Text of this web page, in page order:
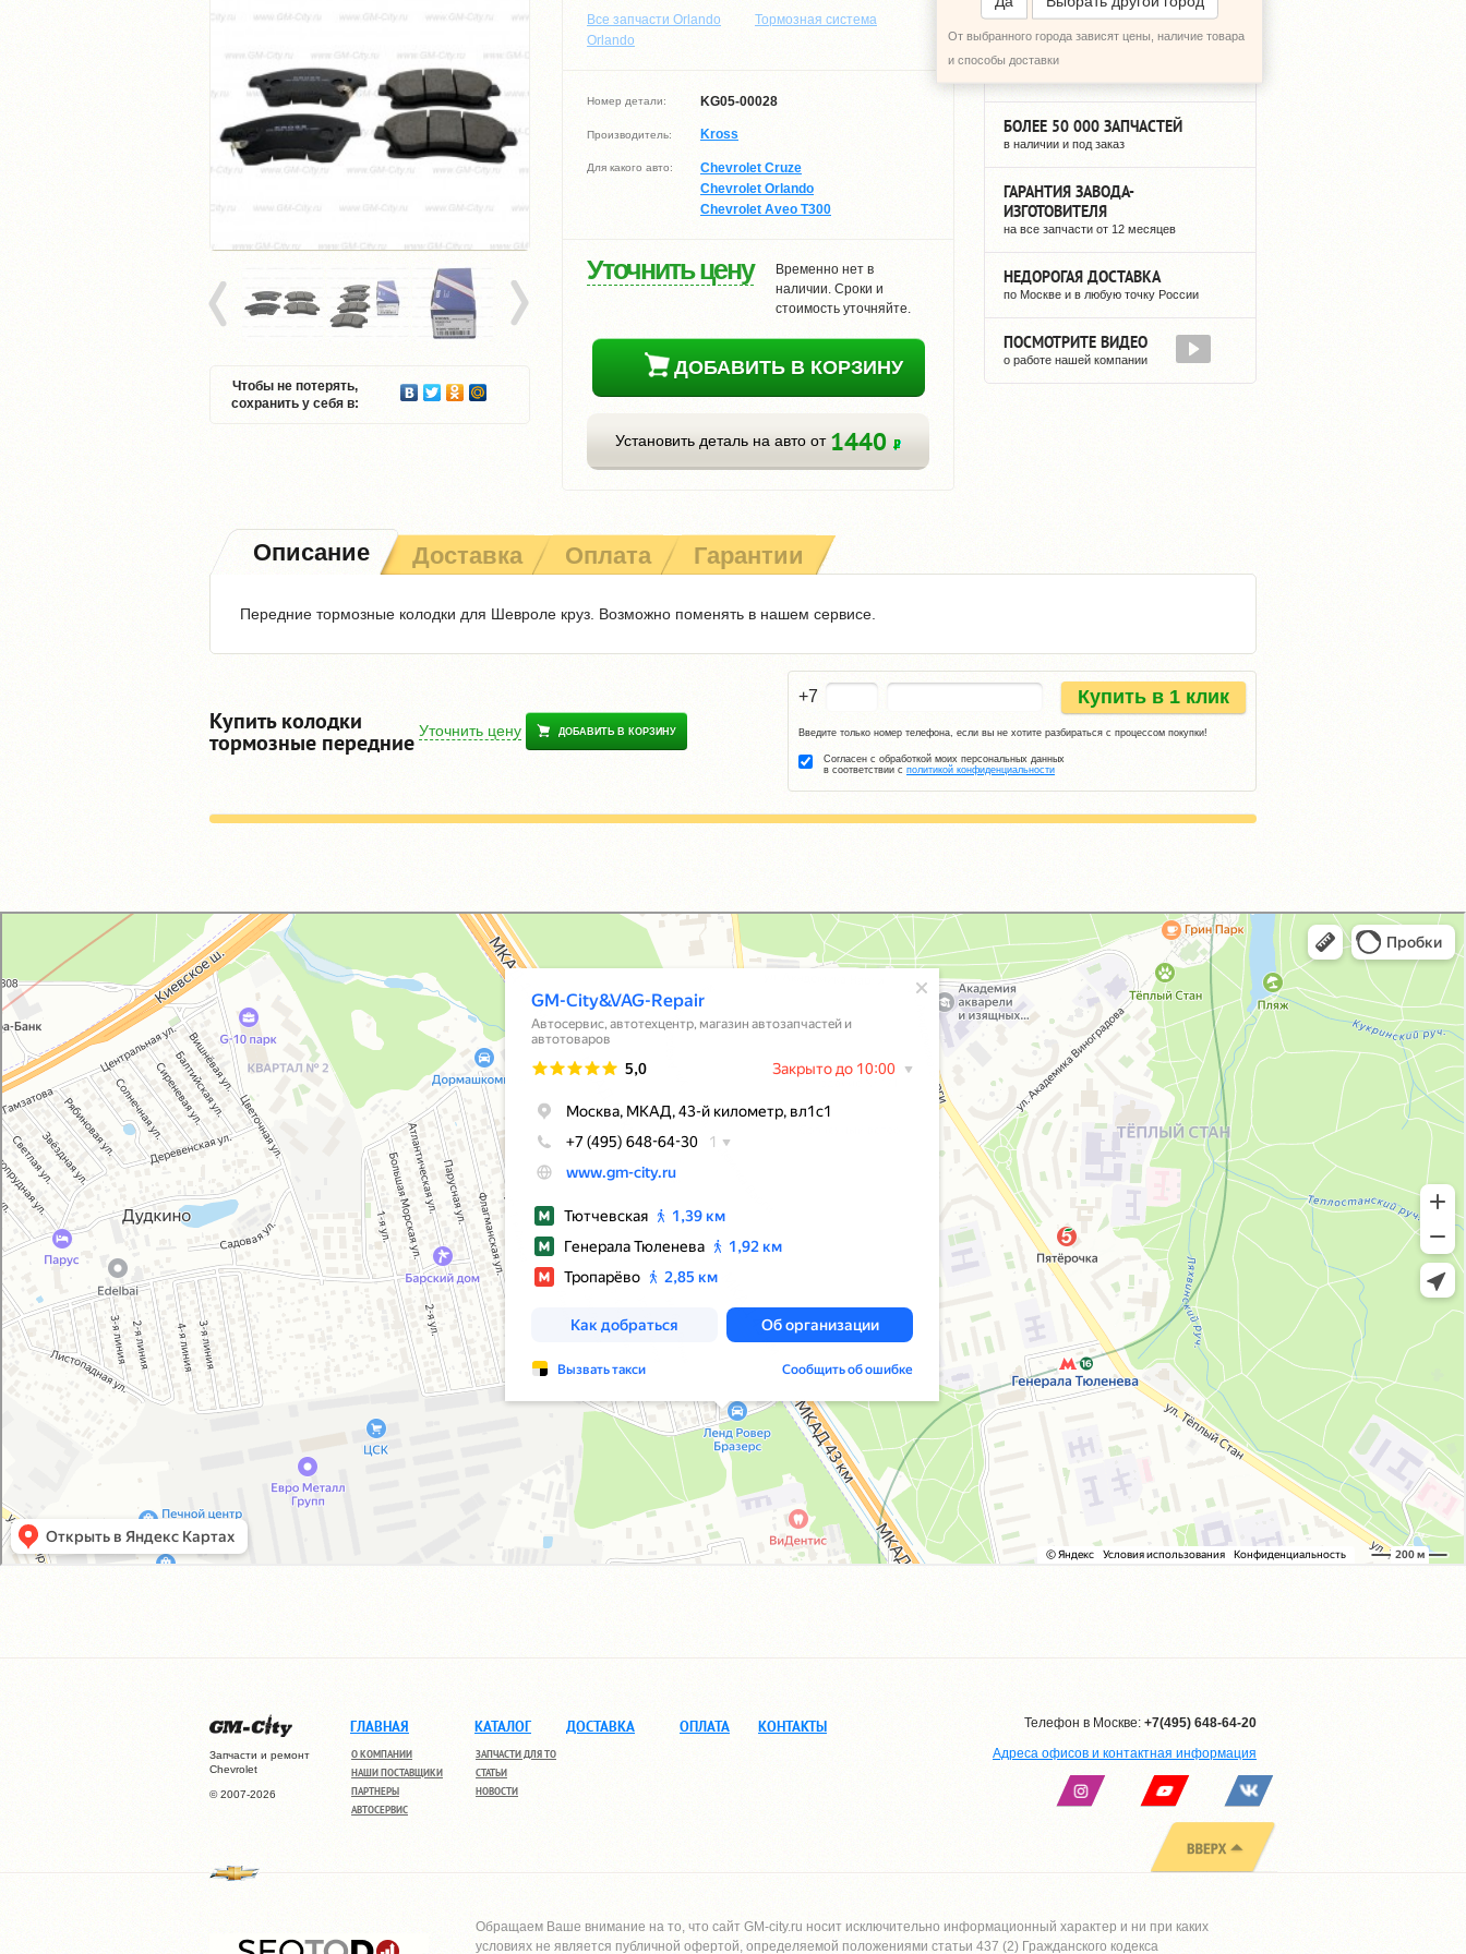
Все запчасти Orlando
Тормозная система
Orlando
Чтобы не потерять,
сохранить у себя в:
Номер детали: KG05-00028
Производитель: Kross
Для какого авто:
Chevrolet Cruze
Chevrolet Orlando
Chevrolet Aveo T300
Уточнить цену
Временно нет в
наличии. Сроки и
стоимость уточняйте.
ДОБАВИТЬ В КОРЗИНУ
Установить деталь на авто от 1440
От выбранного города зависят цены, наличие товара
и способы доставки12 ЛЕТ НА РЫНКЕ
БОЛЕЕ 50 000 ЗАПЧАСТЕЙ
в наличии и под заказ
ГАРАНТИЯ ЗАВОДА-
ИЗГОТОВИТЕЛЯ
на все запчасти от 12 месяцев
НЕДОРОГАЯ ДОСТАВКА
по Москве и в любую точку России
ПОСМОТРИТЕ ВИДЕО
о работе нашей компании
Описание Доставка Оплата Гарантии
Передние тормозные колодки для Шевроле круз. Возможно поменять в нашем сервисе.
Купить колодки
тормозные передние Уточнить цену ДОБАВИТЬ В КОРЗИНУ
+7 Купить в 1 клик
Введите только номер телефона, если вы не хотите разбираться с процессом покупки!
Согласен с обработкой моих персональных данных
в соответствии с политикой конфиденциальности
GM-City&VAG-Repair
Автосервис, автотехцентр в Москве
Магазин автозапчастей и автотоваров в Москве
Запчасти и ремонт
Chevrolet
© 2007-2026
ГЛАВНАЯ
О КОМПАНИИ
НАШИ ПОСТАВЩИКИ
ПАРТНЕРЫ
АВТОСЕРВИС
КАТАЛОГ
ЗАПЧАСТИ ДЛЯ ТО
СТАТЬИ
НОВОСТИ
ДОСТАВКА ОПЛАТА КОНТАКТЫ Телефон в Москве: +7(495) 648-64-20
Адреса офисов и контактная информация
Обращаем Ваше внимание на то, что сайт GM-city.ru носит исключительно информационный характер и ни при каких
условиях не является публичной офертой, определяемой положениями статьи 437 (2) Гражданского кодекса